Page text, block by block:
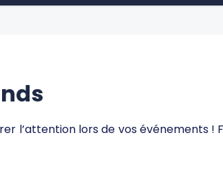
l’attention lors de vos événements